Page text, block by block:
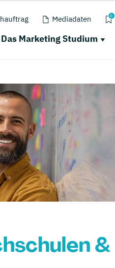
Mediadaten 0
Das Marketing Studium
&